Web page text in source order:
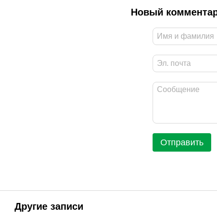
Новый
Отправить
Другие записи